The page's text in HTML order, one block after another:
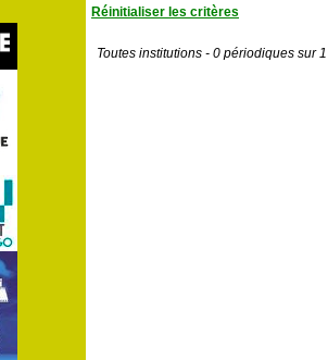
Réinitialiser les critères
Toutes institutions - 0 périodiques sur